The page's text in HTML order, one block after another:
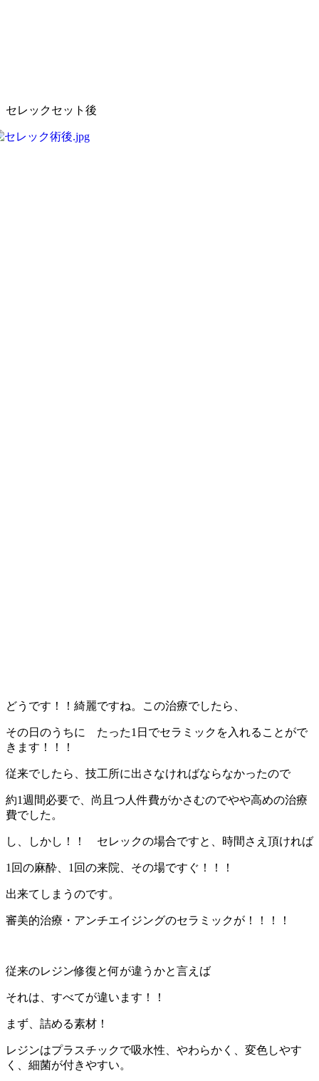
セレックセット後
どうです！！綺麗ですね。この治療でしたら、
その日のうちに たった1日でセラミックを入れることがで
きます！！！
従来でしたら、技工所に出さなければならなかったので
約1週間必要で、尚且つ人件費がかさむのでやや高めの治療
費でした。
し、しかし！！ セレックの場合ですと、時間さえ頂ければ
1回の麻酔、1回の来院、その場ですぐ！！！
出来てしまうのです。
審美的治療・アンチエイジングのセラミックが！！！！
従来のレジン修復と何が違うかと言えば
それは、すべてが違います！！
まず、詰める素材！
レジンはプラスチックで吸水性、やわらかく、変色しやす
く、細菌が付きやすい。